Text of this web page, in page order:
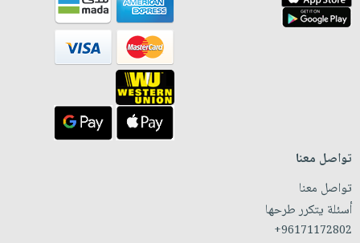
تواصل معنا
تواصل معنا
أسئلة يتكرر طرحها
+96171172802